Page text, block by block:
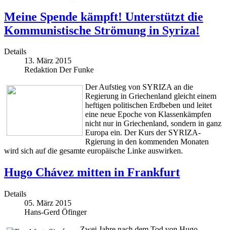
Meine Spende kämpft! Unterstützt die
Kommunistische Strömung in Syriza!
Details
13. März 2015
Redaktion Der Funke
Der Aufstieg von SYRIZA an die
Regierung in Griechenland gleicht einem
heftigen politischen Erdbeben und leitet
eine neue Epoche von Klassenkämpfen
nicht nur in Griechenland, sondern in ganz
Europa ein. Der Kurs der SYRIZA-
Rgierung in den kommenden Monaten
wird sich auf die gesamte europäische Linke auswirken.
Hugo Chávez mitten in Frankfurt
Details
05. März 2015
Hans-Gerd Öfinger